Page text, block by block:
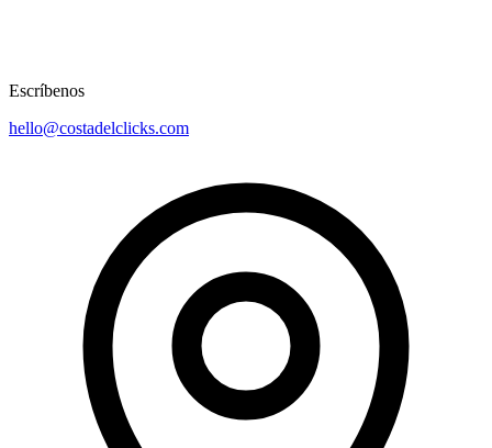
Escríbenos
hello@costadelclicks.com